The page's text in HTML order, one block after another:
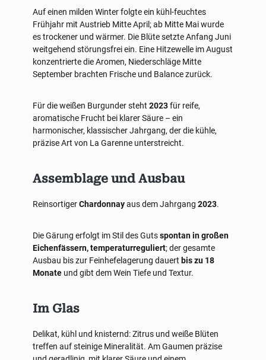
Auf einen milden Winter folgte ein kühl-feuchtes
Frühjahr mit Austrieb Mitte April; ab Mitte Mai wurde
es trockener und wärmer. Die Blüte setzte Anfang Juni
weitgehend störungsfrei ein. Eine Hitzewelle im August
konzentrierte die Aromen, Niederschläge Mitte
September brachten Frische und Balance zurück.
Für die weißen Burgunder steht 2023für reife,
aromatische Frucht bei klarer Säure – ein
harmonischer, klassischer Jahrgang, der die kühle,
präzise Art von La Garenne unterstreicht.
Assemblage und Ausbau
ReinsortigerChardonnayaus dem Jahrgang 2023.
Die Gärung erfolgt im Stil des Gutsspontan in großen
Eichenfässern, temperaturreguliert; der gesamte
Ausbau bis zur Feinhefelagerung dauert bis zu 18
Monate und gibt dem Wein Tiefe und Textur.
Im Glas
Delikat, kühl und knisternd: Zitrus und weiße Blüten
treffen auf steinige Mineralität. Am Gaumen präzise